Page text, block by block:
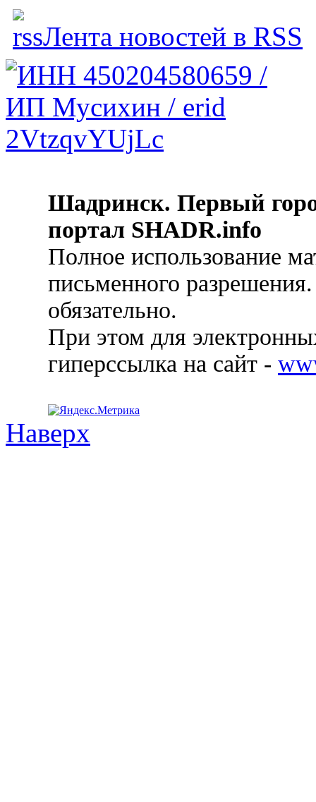
Лента новостей в RSS
Шадринск. Первый
портал SHADR.info
Полное использование
письменного
обязательно.
При этом для
гиперссылка на сайт -
Наверх